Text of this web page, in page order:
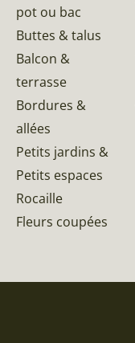
pot ou bac
Buttes & talus
Balcon &
terrasse
Bordures &
allées
Petits jardins &
Petits espaces
Rocaille
Fleurs coupées